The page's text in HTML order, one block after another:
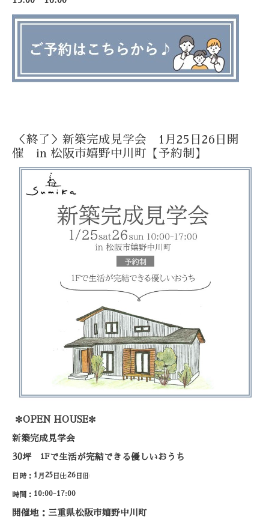
＜終了＞新築完成見学会 1月25日26日開
催 in 松阪市嬉野中川町【予約制】
✼OPEN HOUSE✼
新築完成見学会
30坪 1Fで生活が完結できる優しいおうち
日時： 1 月25 日㈯26 日㈰
時間： 10:00-17:00
開催地：三重県松阪市嬉野中川町